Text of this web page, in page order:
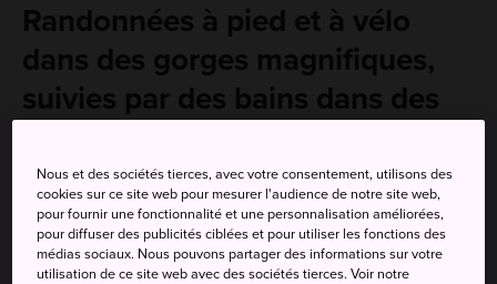
Randonnées à pied et à vélo
dans des gorges magnifiques,
suivies par des bains dans des
À 30 minutes de Sendai, Akiu la montagneuse est un lieu
idéal pour recharger vos batteries. Elle abrite certaines
des sources thermales les plus belles de Miyagi et offre
des randonnées dans des paysages magnifiques.
Nous et des sociétés tierces, avec votre consentement, utilisons des
cookies sur ce site web pour mesurer l'audience de notre site web,
pour fournir une fonctionnalité et une personnalisation améliorées,
pour diffuser des publicités ciblées et pour utiliser les fonctions des
médias sociaux. Nous pouvons partager des informations sur votre
utilisation de ce site web avec des sociétés tierces. Voir notre